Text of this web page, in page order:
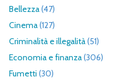
Bellezza(47)
Cinema(127)
Criminalità e illegalità(51)
Economia e finanza(306)
Fumetti (30)